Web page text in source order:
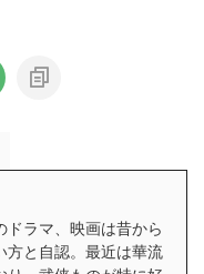
ドラマ、映画は昔から
方と自認。最近は華流